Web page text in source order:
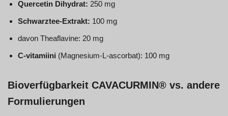
Quercetin Dihydrat: 250 mg
Schwarztee-Extrakt: 100 mg
davon Theaflavine: 20 mg
C-vitamiini (Magnesium-L-ascorbat): 100 mg
Bioverfügbarkeit CAVACURMIN® vs. andere
Formulierungen